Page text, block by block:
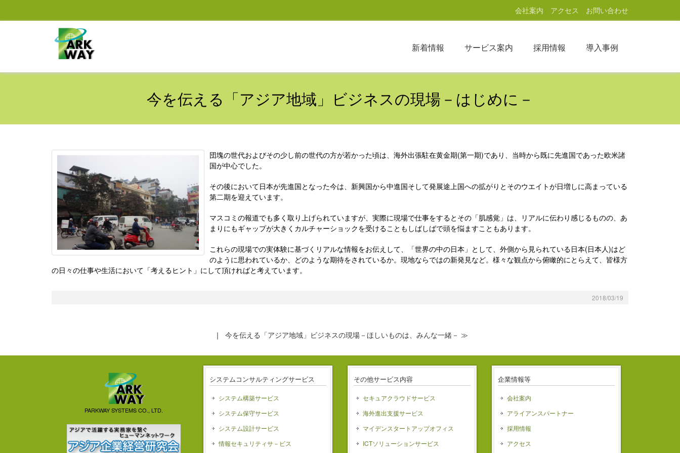
会社案内 アクセス お問い合わせ
新着情報 サービス案内 採用情報 導入事例
今を伝える「アジア地域」ビジネスの現場－はじめに－
団塊の世代およびその少し前の世代の方が若かった頃は、海外出張駐在黄金期(第一期)であり、当時から既に先進国であった欧米諸
国が中心でした。
その後において日本が先進国となった今は、新興国から中進国そして発展途上国への拡がりとそのウエイトが日増しに高まっている
第二期を迎えています。
マスコミの報道でも多く取り上げられていますが、実際に現場で仕事をするとその「肌感覚」は、リアルに伝わり感じるものの、あ
まりにもギャップが大きくカルチャーショックを受けることもしばしばで頭を悩ますこともあります。
これらの現場での実体験に基づくリアルな情報をお伝えして、「世界の中の日本」として、外側から見られている日本(日本人)はど
のように思われているか、どのような期待をされているか。現地ならではの新発見など。様々な観点から俯瞰的にとらえて、皆様方
の日々の仕事や生活において「考えるヒント」にして頂ければと考えています。
2018/03/19
｜ 今を伝える「アジア地域」ビジネスの現場－ほしいものは、みんな一緒－ ≫
PARKWAY SYSTEMS CO., LTD.
システムコンサルティングサービス
システム構築サービス
システム保守サービス
システム設計サービス
情報セキュリティサ－ビス
その他サービス内容
セキュアクラウドサービス
海外進出支援サービス
マイデンスタートアップオフィス
ICTソリューションサービス
企業情報等
会社案内
アライアンスパートナー
採用情報
アクセス